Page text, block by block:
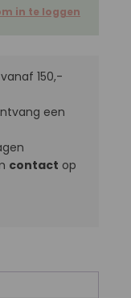
in te loggen
150,-
een
contact op